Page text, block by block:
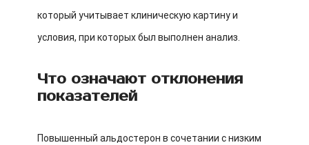
который учитывает клиническую картину и
условия, при которых был выполнен анализ.
Что означают отклонения
показателей
Повышенный альдостерон в сочетании с низким